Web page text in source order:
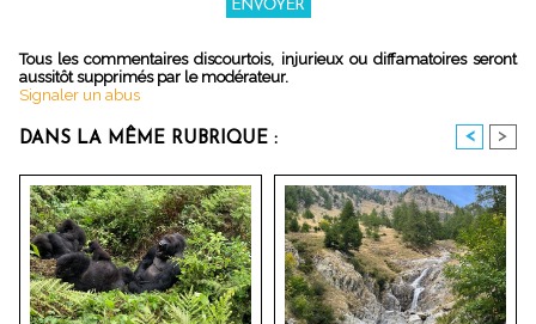
Tous les commentaires discourtois, injurieux ou diffamatoires seront
aussitôt supprimés par le modérateur.
Signaler un abus
DANS LA MÊME RUBRIQUE : < >